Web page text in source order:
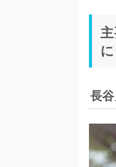
に
長